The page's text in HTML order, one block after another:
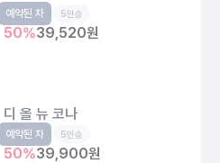
소형SUV 5인승
50%39,520원
예약된 차
디 올 뉴 코나
소형SUV 5인승
50%39,900원
예약된 차